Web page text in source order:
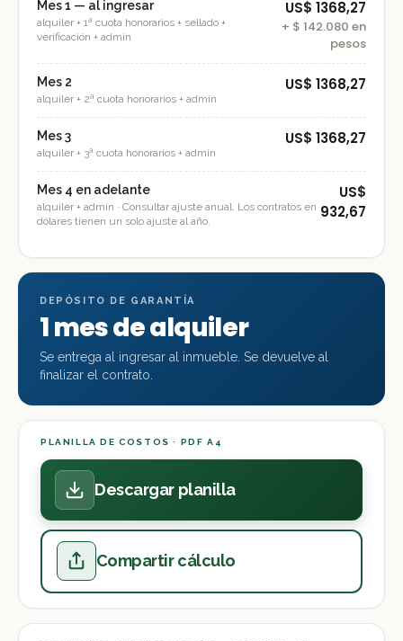
Mes 1 — al ingresar
alquiler + 1ª cuota honorarios + sellado +
verificación + admin
US$ 1368,27
+ $ 142.080 en
pesos
Mes 2
alquiler + 2ª cuota honorarios + admin
US$ 1368,27
Mes 3
alquiler + 3ª cuota honorarios + admin
US$ 1368,27
Mes 4 en adelante
alquiler + admin · Consultar ajuste anual. Los contratos en
dólares tienen un solo ajuste al año.
US$
932,67
DEPÓSITO DE GARANTÍA
1 mes de alquiler
Se entrega al ingresar al inmueble. Se devuelve al
finalizar el contrato.
PLANILLA DE COSTOS · PDF A4
Descargar planilla
Compartir cálculo